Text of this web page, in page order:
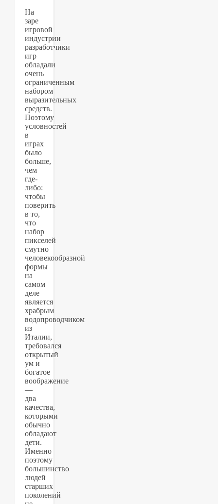
На
заре
игровой
индустрии
разработчики
игр
обладали
очень
ограниченным
набором
выразительных
средств.
Поэтому
условностей
в
играх
было
больше,
чем
где-
либо:
чтобы
поверить
в то,
что
набор
пикселей
смутно
человекообразной
формы
на
самом
деле
является
храбрым
водопроводчиком
из
Италии,
требовался
открытый
ум и
богатое
воображение
—
два
качества,
которыми
обычно
обладают
дети.
Именно
поэтому
большинство
людей
старших
поколений